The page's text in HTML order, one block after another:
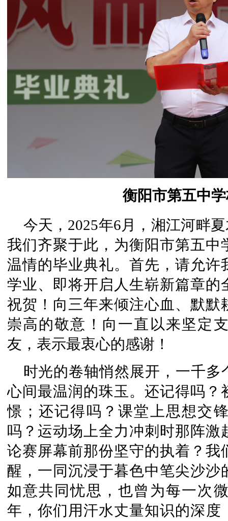
衡阳市第五中
今天，2025年6月，湘江河畔
我们齐聚于此，为衡阳市第五中
温情的毕业典礼。首先，请允
学业、即将开启人生崭新篇章
祝贺！向三年来倾注心血、默
崇高的敬意！向一直以来坚定
友，表示最衷心的感谢！
时光的卷轴悄然展开，一千
心间最温润的珠玉。还记得吗
憬；还记得吗？课堂上思想交
吗？运动场上全力冲刺时那阵
论赛屏幕前那份坚守的执着？
醒，一同沉浸于暮色中笔尖沙
如意共同忧思，也曾为每一次
年，你们用汗水丈量知识的深